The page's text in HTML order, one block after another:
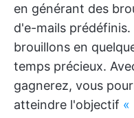
en générant des
d'e-mails
brouillons en
temps précieux.
gagnerez, vous
atteindre l'objectif «